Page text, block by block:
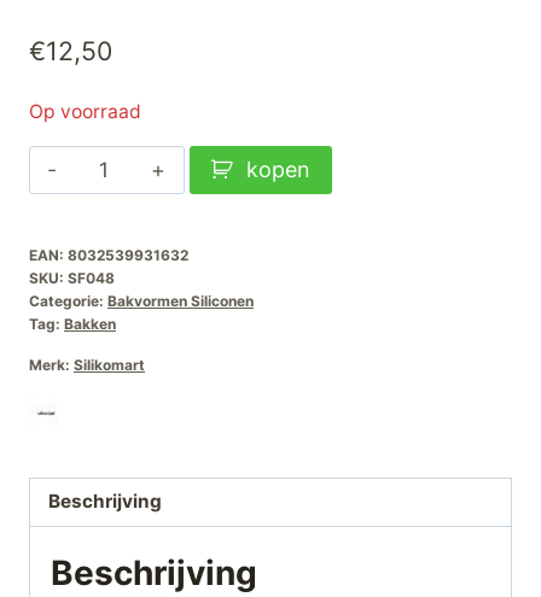
€12,50
Op voorraad
Classic
Diamante
aantal
kopen
EAN: 8032539931632
SKU: SF048
Categorie: Bakvormen Siliconen
Tag: Bakken
Merk: Silikomart
Beschrijving
Beschrijving